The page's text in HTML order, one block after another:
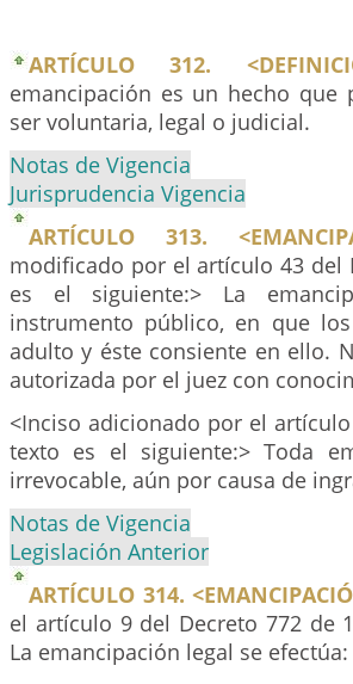
ARTÍCULO 312.
emancipación es un hecho
ser voluntaria, legal o judicial.
Notas de Vigencia
Jurisprudencia Vigencia
ARTÍCULO 313.
modificado por el artículo 43 del
es el siguiente:> La
instrumento público, en que
adulto y éste consiente en ello.
autorizada por el juez con
<Inciso adicionado por el
texto es el siguiente:> Toda
irrevocable, aún por causa de
Notas de Vigencia
Legislación Anterior
ARTÍCULO 314.
el artículo 9 del Decreto 772 de
La emancipación legal se efectúa: